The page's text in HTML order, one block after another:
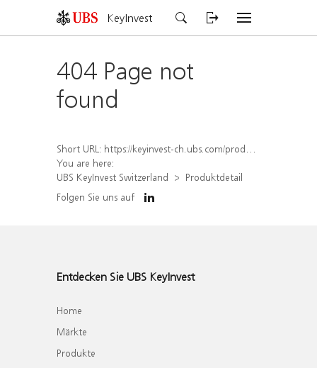
KeyInvest
404 Page not
found
Short URL: https://keyinvest-ch.ubs.com/produkt/detail/index/isin/CH1456564330
You are here:
UBS KeyInvest Switzerland
Produktdetail
Folgen Sie uns auf
Entdecken Sie UBS KeyInvest
Home
Märkte
Produkte